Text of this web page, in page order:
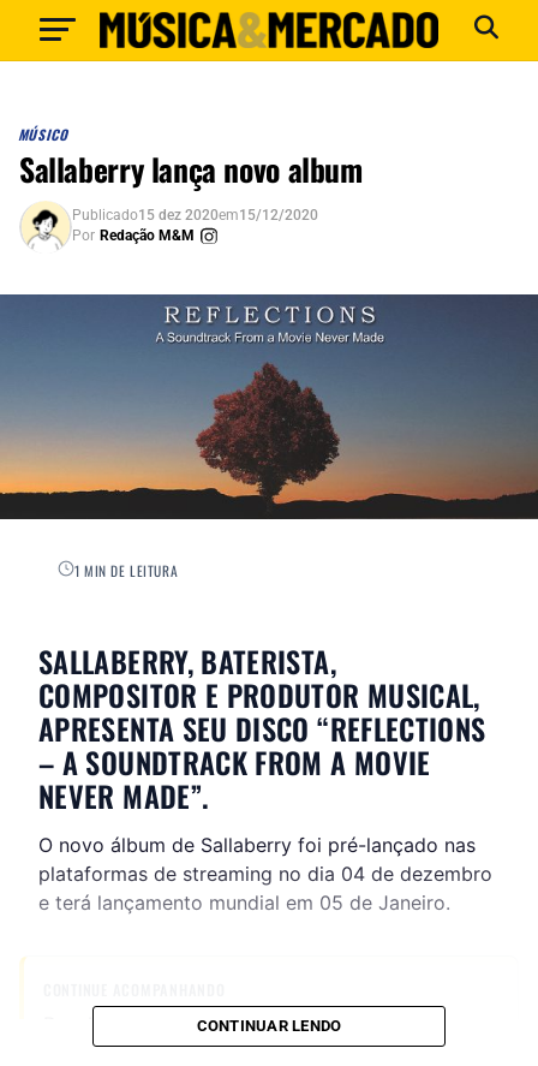
MÚSICO
Sallaberry lança novo album
Publicado15 dez 2020em15/12/2020
Por Redação M&M
1 MIN DE LEITURA
SALLABERRY, BATERISTA,
COMPOSITOR E PRODUTOR MUSICAL,
APRESENTA SEU DISCO “REFLECTIONS
– A SOUNDTRACK FROM A MOVIE
NEVER MADE”.
O novo álbum de Sallaberry foi pré-lançado nas
plataformas de streaming no dia 04 de dezembro
e terá lançamento mundial em 05 de Janeiro.
Receba novas matérias do Música & Mercado no
WhatsApp e no Google News.
CONTINUAR LENDO